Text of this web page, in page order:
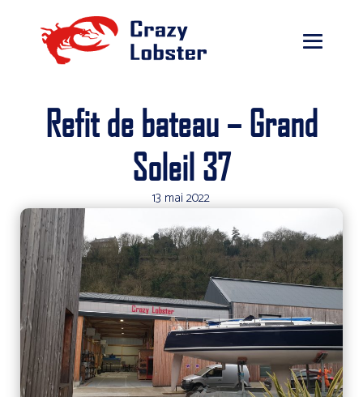
Refit de bateau – Grand
Soleil 37
13 mai 2022